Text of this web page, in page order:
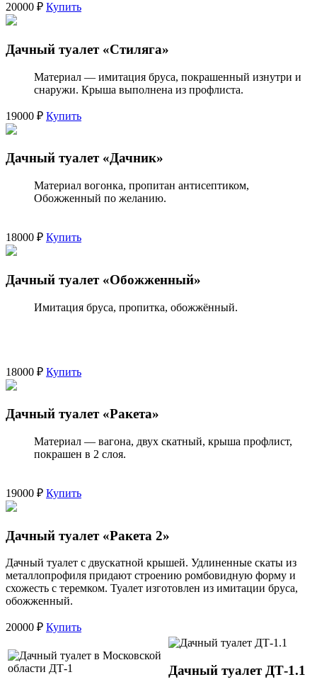
20000 ₽ Купить
Дачный туалет «Стиляга»
Материал — имитация бруса, покрашенный изнутри и
снаружи. Крыша выполнена из профлиста.
19000 ₽ Купить
Дачный туалет «Дачник»
Материал вогонка, пропитан антисептиком,
Обожженный по желанию.
18000 ₽ Купить
Дачный туалет «Обожженный»
Имитация бруса, пропитка, обожжённый.
18000 ₽ Купить
Дачный туалет «Ракета»
Материал — вагона, двух скатный, крыша профлист,
покрашен в 2 слоя.
19000 ₽ Купить
Дачный туалет «Ракета 2»
Дачный туалет с двускатной крышей. Удлиненные скаты из
металлопрофиля придают строению ромбовидную форму и
схожесть с теремком. Туалет изготовлен из имитации бруса,
обожженный.
20000 ₽ Купить
Дачный туалет ДТ-1.1